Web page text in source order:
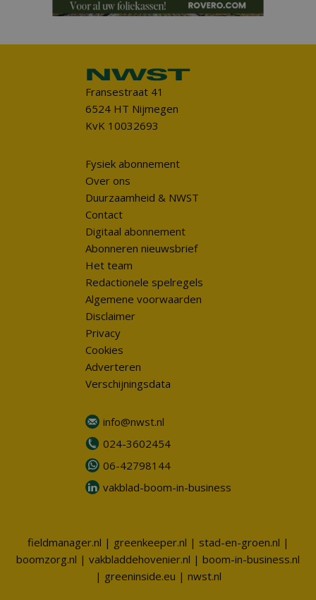
Fransestraat 41
6524 HT Nijmegen
KvK 10032693
Fysiek abonnement
Over ons
Duurzaamheid & NWST
Contact
Digitaal abonnement
Abonneren nieuwsbrief
Het team
Redactionele spelregels
Algemene voorwaarden
Disclaimer
Privacy
Cookies
Adverteren
Verschijningsdata
info@nwst.nl
024-3602454
06-42798144
vakblad-boom-in-business
fieldmanager.nl | greenkeeper.nl | stad-en-groen.nl |
boomzorg.nl | vakbladdehovenier.nl | boom-in-business.nl
| greeninside.eu | nwst.nl